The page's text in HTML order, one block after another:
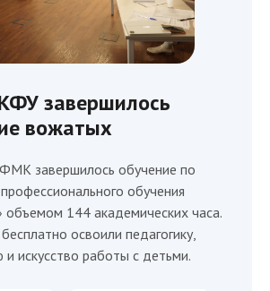
завершилось
вожатых
завершилось обучение по
обучения
144 академических часа.
освоили педагогику,
и искусство работы с детьми.